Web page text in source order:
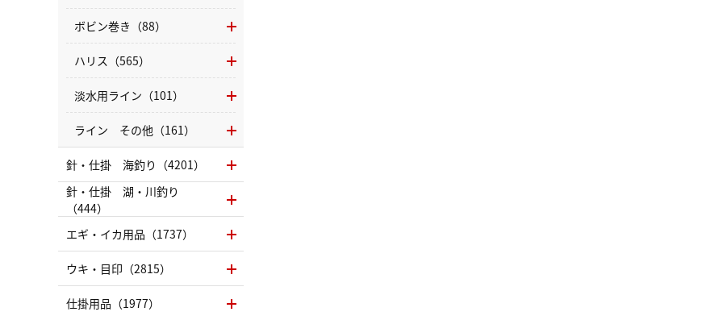
ボビン巻き（88）
ハリス（565）
淡水用ライン（101）
ライン その他（161）
針・仕掛 海釣り（4201）
針・仕掛 湖・川釣り
（444）
エギ・イカ用品（1737）
ウキ・目印（2815）
仕掛用品（1977）